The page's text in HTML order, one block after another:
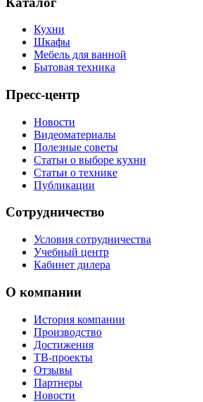
Кухни
Шкафы
Мебель для ванной
Бытовая техника
Пресс-центр
Новости
Видеоматериалы
Полезные советы
Статьи о выборе кухни
Статьи о технике
Публикации
Сотрудничество
Условия сотрудничества
Учебный центр
Кабинет дилера
О компании
История компании
Производство
Достижения
ТВ-проекты
Отзывы
Партнеры
Новости